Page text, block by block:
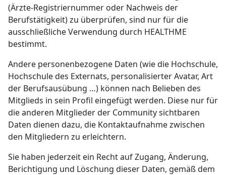
(Ärzte-Registriernummer oder Nachweis der
Berufstätigkeit) zu überprüfen, sind nur für die
ausschließliche Verwendung durch HEALTHME
bestimmt.
Andere personenbezogene Daten (wie die Hochschule,
Hochschule des Externats, personalisierter Avatar, Art
der Berufsausübung …) können nach Belieben des
Mitglieds in sein Profil eingefügt werden. Diese nur für
die anderen Mitglieder der Community sichtbaren
Daten dienen dazu, die Kontaktaufnahme zwischen
den Mitgliedern zu erleichtern.
Sie haben jederzeit ein Recht auf Zugang, Änderung,
Berichtigung und Löschung dieser Daten, gemäß dem